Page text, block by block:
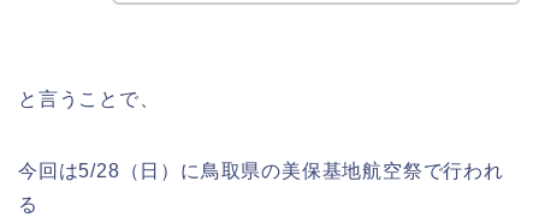
と言うことで、
今回は5/28（日）に鳥取県の美保基地航空祭で行われ
る